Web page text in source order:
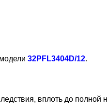
32PFL3404D/12.
вплоть до полной